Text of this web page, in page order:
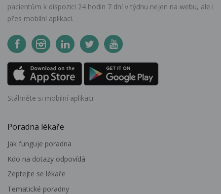
pacientům k dispozici 24 hodin 7 dní v týdnu nejen na webu, ale i
přes mobilní aplikaci.
Stáhněte si mobilní aplikaci
Poradna lékaře
Jak funguje poradna
Kdo na dotazy odpovídá
Zeptejte se lékaře
Tematické poradny